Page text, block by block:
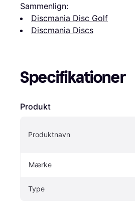
Sammenlign:
Discmania Disc Golf
Discmania Discs
Specifikationer
Produkt
Produktnavn
Mærke
Type